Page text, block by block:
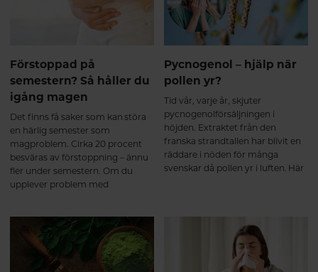
balanseras. Hos män ökar
testosteronnivåerna Hos kvinnor
bidrar till förbättrad träning, ökad
uthållighet, bättre sexuell lust och
funktion. Njutning och
tillfredsställelse med saffran
Saffransextraktet stärker
nervsystemet och påverkar vårt
belöningssystem, där serotonin
och dopamin spelar en central
roll. Detta kan bidra till förbättrat
humör, ökad livsglädje och större
känsla av tillfredsställelse.
och PMS Kombinationen av
KSM66 och saffran kan även
lindra klimakteriebesvär och
PMS-symptom. Många upplever:
Förstoppad på
semestern? Så håller du
igång magen
Det finns få saker som kan störa
en härlig semester som
magproblem. Cirka 20 procent
besväras av förstoppning – ännu
fler under semestern. Om du
upplever problem med
ensam. Här är tips för att hålla
igång semestermagen.
Pycnogenol – hjälp när
pollen yr?
Tid vår, varje år, skjuter
pycnogenolförsäljningen i
höjden. Extraktet från den
franska strandtallen har blivit en
räddare i nöden för många
svenskar då pollen yr i luften. Här